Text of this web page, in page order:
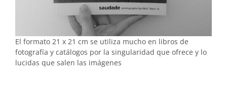
El formato 21 x 21 cm se utiliza mucho en libros de
fotografía y catálogos por la singularidad que ofrece y lo
lucidas que salen las imágenes